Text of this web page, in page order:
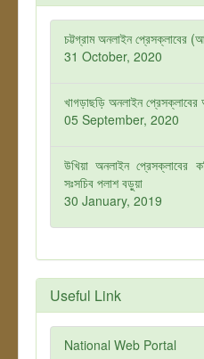
চট্টগ্রাম অনলাইন প্রেসক্লাবের
31 October, 2020
খাগড়াছড়ি অনলাইন
05 September, 2020
উখিয়া অনলাইন প্রেসক্লাবের
সঃসচিব পলাশ বড়ুয়া
30 January, 2019
Useful Link
National Web Portal